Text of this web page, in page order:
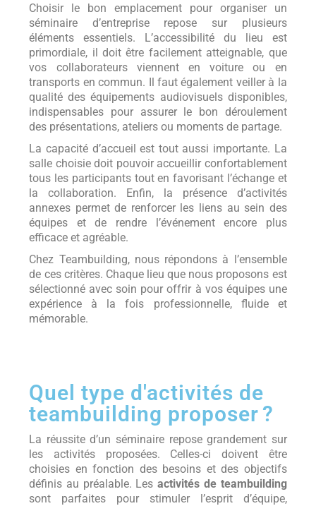
Choisir le bon emplacement pour organiser un
séminaire d’entreprise repose sur plusieurs
éléments essentiels. L’accessibilité du lieu est
primordiale, il doit être facilement atteignable, que
vos collaborateurs viennent en voiture ou en
transports en commun. Il faut également veiller à la
qualité des équipements audiovisuels disponibles,
indispensables pour assurer le bon déroulement
des présentations, ateliers ou moments de partage.
La capacité d’accueil est tout aussi importante. La
salle choisie doit pouvoir accueillir confortablement
tous les participants tout en favorisant l’échange et
la collaboration. Enfin, la présence d’activités
annexes permet de renforcer les liens au sein des
équipes et de rendre l’événement encore plus
efficace et agréable.
Chez Teambuilding, nous répondons à l’ensemble
de ces critères. Chaque lieu que nous proposons est
sélectionné avec soin pour offrir à vos équipes une
expérience à la fois professionnelle, fluide et
mémorable.
Quel type d'activités de
teambuilding proposer ?
La réussite d’un séminaire repose grandement sur
les activités proposées. Celles-ci doivent être
choisies en fonction des besoins et des objectifs
définis au préalable. Lesactivités de teambuilding
sont parfaites pour stimuler l’esprit d’équipe,